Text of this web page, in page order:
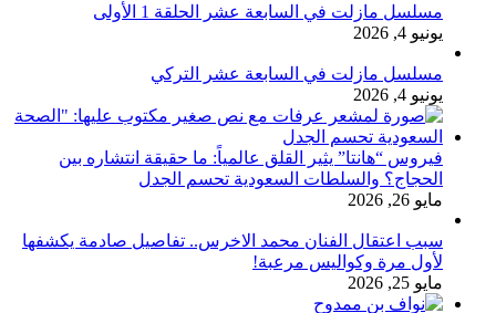
مسلسل مازلت في السابعة عشر الحلقة 1 الأولى
يونيو 4, 2026
مسلسل مازلت في السابعة عشر التركي
يونيو 4, 2026
فيروس “هانتا” يثير القلق عالمياً: ما حقيقة انتشاره بين
الحجاج؟ والسلطات السعودية تحسم الجدل
مايو 26, 2026
سبب اعتقال الفنان محمد الاخرس.. تفاصيل صادمة يكشفها
لأول مرة وكواليس مرعبة!
مايو 25, 2026